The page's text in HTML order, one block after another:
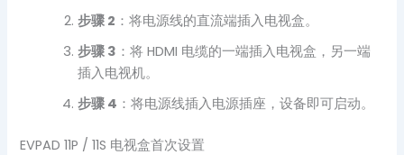
步骤 2 ：将电源线的直流端插入电视盒。
步骤 3 ：将 HDMI 电缆的一端插入电视盒，另一端
插入电视机。
步骤 4 ：将电源线插入电源插座，设备即可启动。
EVPAD 11P / 11S 电视盒首次设置